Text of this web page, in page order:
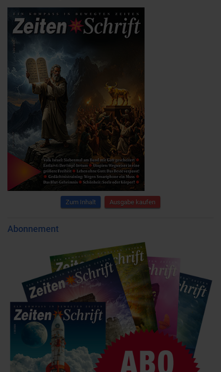
Zum Inhalt Ausgabe kaufen
Abonnement